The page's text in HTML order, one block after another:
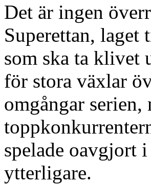
Det är ingen
Superettan, laget
som ska ta klivet
för stora växlar
omgångar
spelade oavgjort
ytterligare.